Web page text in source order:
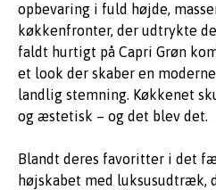
opbevaring i fuld højde,
køkkenfronter, der udtrykte
faldt hurtigt på Capri Grøn
et look der skaber en
landlig stemning. Køkkenet
og æstetisk – og det blev det.
Blandt deres favoritter i det
højskabet med luksusudtræk,